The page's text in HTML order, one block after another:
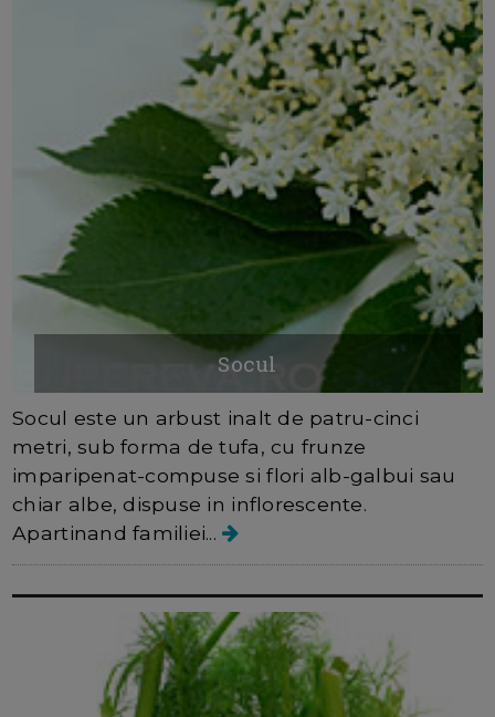
Socul
Socul este un arbust inalt de patru-cinci
metri, sub forma de tufa, cu frunze
imparipenat-compuse si flori alb-galbui sau
chiar albe, dispuse in inflorescente.
Apartinand familiei...